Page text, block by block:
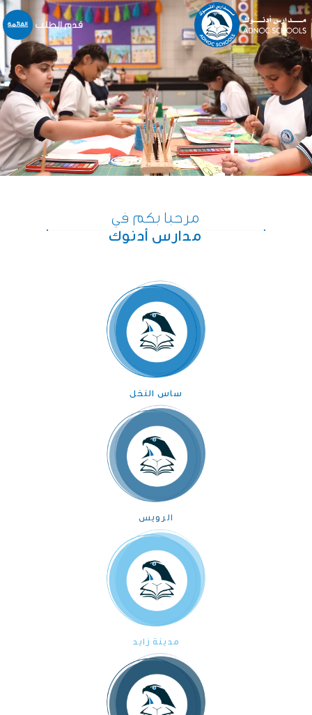
قدم الطلب القائمة
نبذة عنا
المدارس
المنهاج
التسجيل و القبول
خدمات أخرى
English
مرحبا بكم في
مدارس أدنوك
ساس النخل
الرويس
مدينة زايد